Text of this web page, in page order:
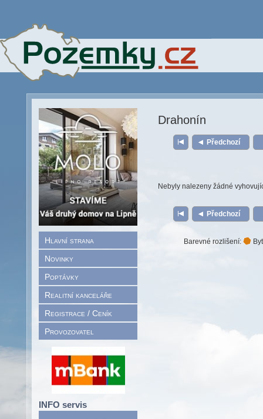
Hlavní strana
Novinky
Poptávky
Realitní kanceláře
Registrace / Ceník
Provozovatel
INFO servis
Drahonín
Předchozí
Nebyly nalezeny žádné
Předchozí
Barevné rozlišení: